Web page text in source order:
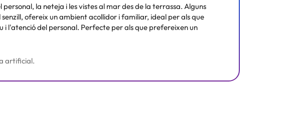
la neteja i les vistes al mar des de la terrassa. Alguns
ofereix un ambient acollidor i familiar, ideal per als que
l'atenció del personal. Perfecte per als que prefereixen un
artificial.